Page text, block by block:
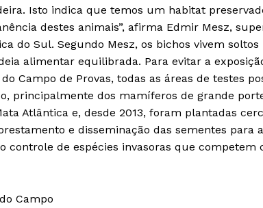
Isto indica que temos um habitat
destes animais”, afirma Edmir Mesz,
do Sul. Segundo Mesz, os bichos vivem soltos
alimentar equilibrada. Para evitar a
Campo de Provas, todas as áreas de testes
principalmente dos mamíferos de grande
Atlântica e, desde 2013, foram plantadas
e disseminação das sementes para
controle de espécies invasoras que competem
Campo